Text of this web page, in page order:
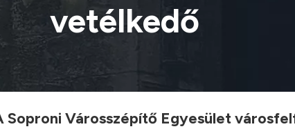
vetélkedő
Soproni Városszépítő Egyesület